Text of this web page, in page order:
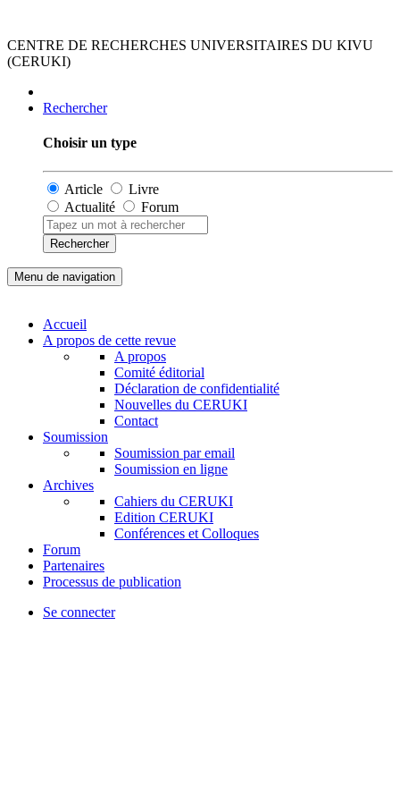
CENTRE DE RECHERCHES UNIVERSITAIRES DU KIVU
(CERUKI)
Rechercher
Choisir un type
Article
Livre
Actualité
Forum
Rechercher
Menu de navigation
Accueil
A propos de cette revue
A propos
Comité éditorial
Déclaration de confidentialité
Nouvelles du CERUKI
Contact
Soumission
Soumission par email
Soumission en ligne
Archives
Cahiers du CERUKI
Edition CERUKI
Conférences et Colloques
Forum
Partenaires
Processus de publication
Se connecter